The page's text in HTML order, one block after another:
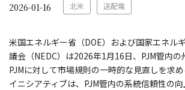
2026-01-16 北米 送配電
米国エネルギー省（DOE）および国家エネル
議会（NEDC）は2026年1月16日、PJM管内の
PJMに対して市場規則の一時的な見直しを求
イニシアティブは、PJM管内の系統信頼性の